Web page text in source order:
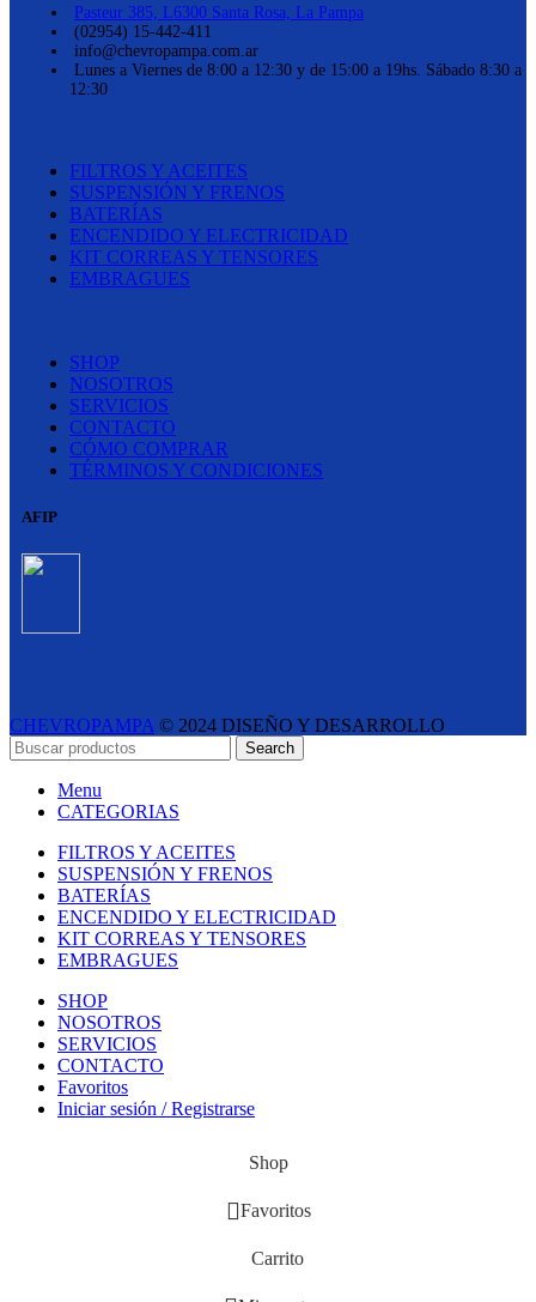
Pasteur 385, L6300 Santa Rosa, La Pampa
(02954) 15-442-411
info@chevropampa.com.ar
Lunes a Viernes de 8:00 a 12:30 y de 15:00 a 19hs. Sábado 8:30 a
12:30
FILTROS Y ACEITES
SUSPENSIÓN Y FRENOS
BATERÍAS
ENCENDIDO Y ELECTRICIDAD
KIT CORREAS Y TENSORES
EMBRAGUES
SHOP
NOSOTROS
SERVICIOS
CONTACTO
CÓMO COMPRAR
TÉRMINOS Y CONDICIONES
AFIP
CHEVROPAMPA © 2024 DISEÑO Y DESARROLLO
ESTUDIO LIPINA
- E-COMMERCE SOLUTIONS
Search
Menu
CATEGORIAS
FILTROS Y ACEITES
SUSPENSIÓN Y FRENOS
BATERÍAS
ENCENDIDO Y ELECTRICIDAD
KIT CORREAS Y TENSORES
EMBRAGUES
SHOP
NOSOTROS
SERVICIOS
CONTACTO
Favoritos
Iniciar sesión / Registrarse
Shop
Favoritos
Carrito